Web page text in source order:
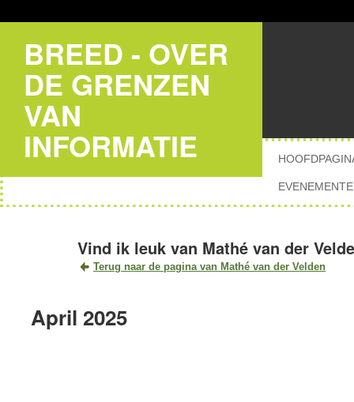
BREED - OVER
DE GRENZEN
VAN
INFORMATIE
Vind ik leuk van Mathé van der
Terug naar de pagina van Mathé van der Velden
April 2025